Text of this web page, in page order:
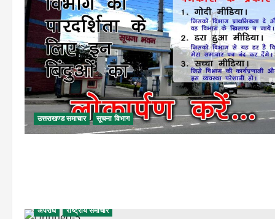
उत्तराखण्ड समाचार सूचना विभाग
अपराध राष्ट्रीय समाचार